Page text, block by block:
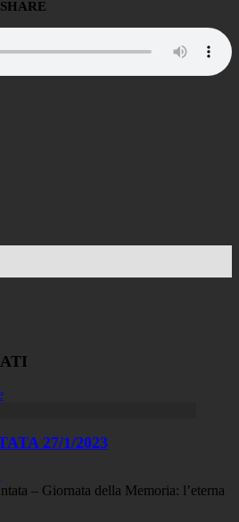
27/1/2023
– Giornata della Memoria: l’eterna